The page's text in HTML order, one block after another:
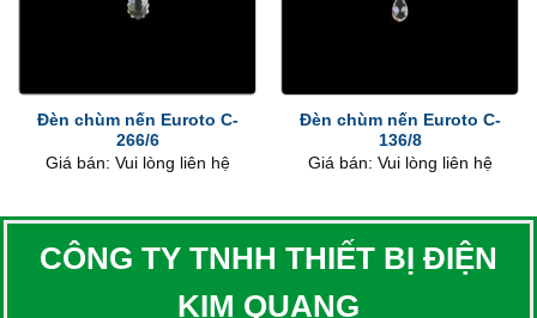
Đèn chùm nến Euroto C-
266/6
Giá bán: Vui lòng liên hệ
Đèn chùm nến Euroto C-
136/8
Giá bán: Vui lòng liên hệ
CÔNG TY TNHH THIẾT BỊ ĐIỆN
KIM QUANG